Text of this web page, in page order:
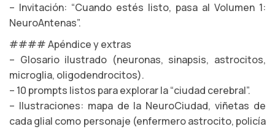
– Invitación: “Cuando estés listo, pasa al Volumen 1:
NeuroAntenas”.
#### Apéndice y extras
– Glosario ilustrado (neuronas, sinapsis, astrocitos,
microglia, oligodendrocitos).
– 10 prompts listos para explorar la “ciudad cerebral”.
– Ilustraciones: mapa de la NeuroCiudad, viñetas de
cada glial como personaje (enfermero astrocito, policía